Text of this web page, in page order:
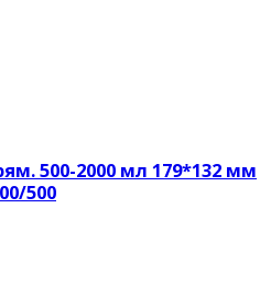
500-2000 мл 179*132 мм
500